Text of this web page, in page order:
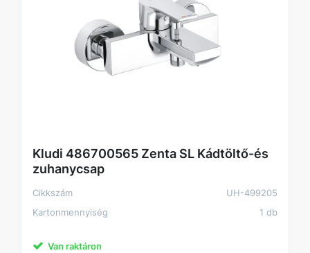
Kludi 486700565 Zenta SL Kádtöltő-és
zuhanycsap
Cikkszám
UH-499205
Kartonmennyiség
1 db
Van raktáron